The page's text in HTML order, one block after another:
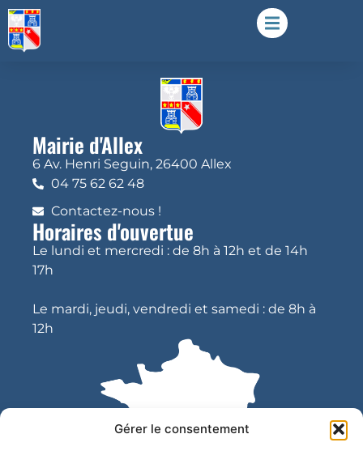
Gérer le consentement
Mairie d'Allex
6 Av. Henri Seguin, 26400 Allex
04 75 62 62 48
Contactez-nous !
Horaires d'ouvertue
Le lundi et mercredi : de 8h à 12h et de 14h
17h
Le mardi, jeudi, vendredi et samedi : de 8h à
12h